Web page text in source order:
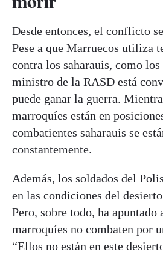
Desde entonces, el conflicto
Pese a que Marruecos utiliza
contra los saharauis, como
ministro de la RASD está
puede ganar la guerra.
marroquíes están en
combatientes saharauis se
constantemente.
Además, los soldados del
en las condiciones del
Pero, sobre todo, ha apuntado
marroquíes no combaten por
“Ellos no están en este